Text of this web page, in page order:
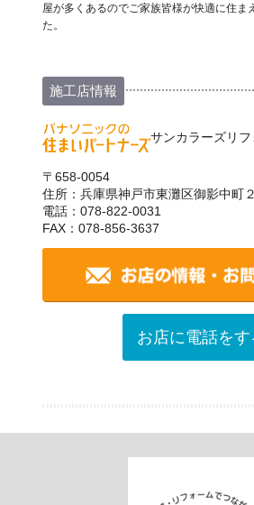
屋が多くあるのでご家族皆様が快適に住ま
た。
施工店情報
サンカラーズリ
〒658-0054
住所：兵庫県神戸市東灘区御影中町
電話：078-822-0031
FAX：078-856-3637
お店に電話をす